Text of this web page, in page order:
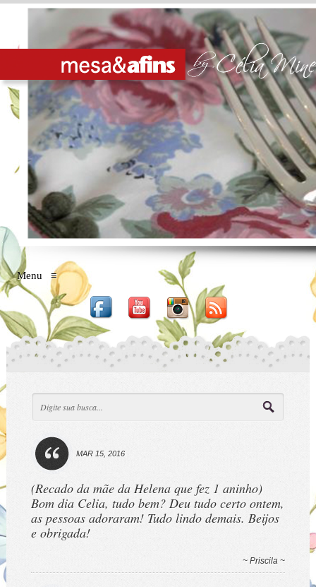
Menu ≡
MAR 15, 2016
(Recado da mãe da Helena que fez 1 aninho)
Bom dia Celia, tudo bem? Deu tudo certo ontem,
as pessoas adoraram! Tudo lindo demais. Beijos
e obrigada!
~ Priscila ~